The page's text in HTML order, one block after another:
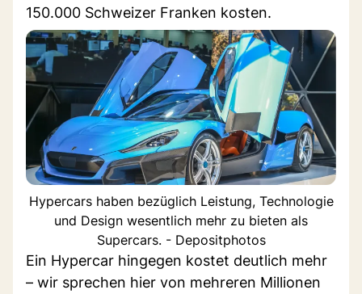
150.000 Schweizer Franken kosten.
Hypercars haben bezüglich Leistung, Technologie
und Design wesentlich mehr zu bieten als
Supercars. - Depositphotos
Ein Hypercar hingegen kostet deutlich mehr
– wir sprechen hier von mehreren Millionen